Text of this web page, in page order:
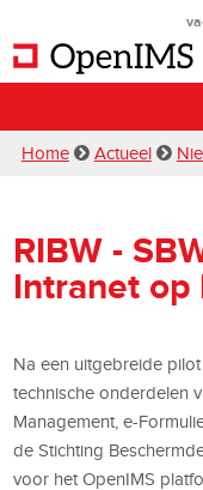
Home Actueel
RIBW -
Intranet op
Na een uitgebreide
technische onderdelen
Management, e-
de Stichting
voor het OpenIMS